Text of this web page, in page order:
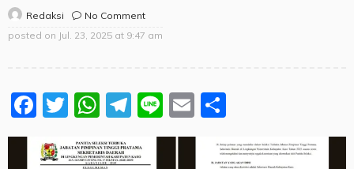
Redaksi
No Comment
posted on Jul. 23, 2025 at 9:47 am
Facebook
Twitter
WhatsApp
Telegram
LineEmail